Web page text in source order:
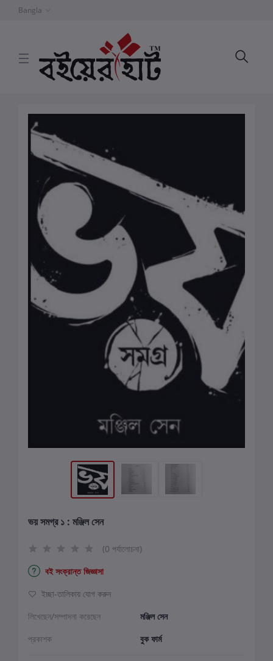
Bangla
ভয় সমগ্র ১ : মঞ্জিল সেন
(0 পর্যালোচনা)
বই সংক্রান্ত জিজ্ঞাসা
ইচ্ছা-তালিকায় যোগ করুন
লিখেছেন/সম্পাদনা করেছেন
মঞ্জিল সেন
প্রকাশক
বুক ফার্ম